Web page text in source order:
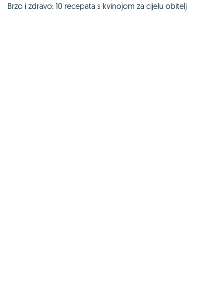
Brzo i zdravo: 10 recepata s kvinojom za cijelu obitelj